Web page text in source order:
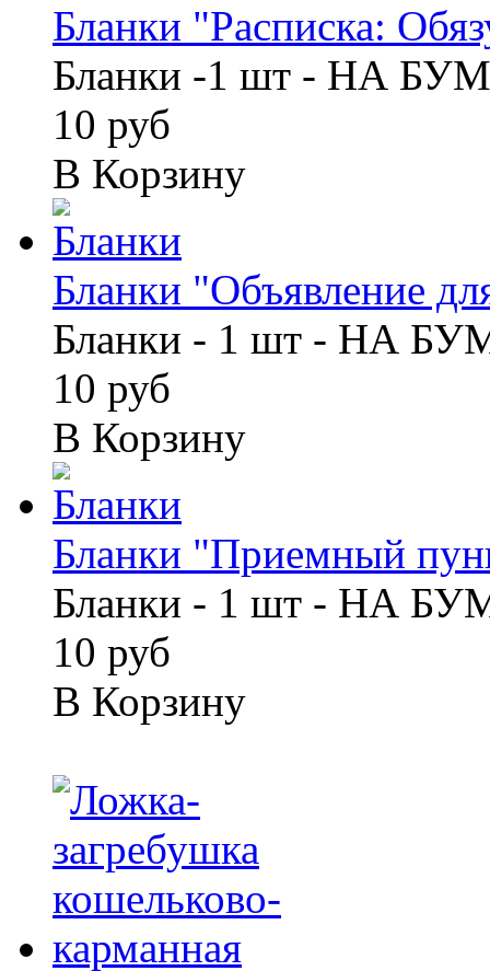
Бланки "Расписка:
Бланки -1 шт - НА
10 руб
В Корзину
Бланки "Объявление
Бланки - 1 шт - НА
10 руб
В Корзину
Бланки "Приемный
Бланки - 1 шт - НА
10 руб
В Корзину